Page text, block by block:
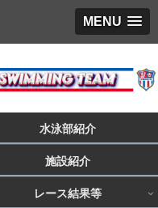
MENU
水泳部紹介
施設紹介
レース結果等